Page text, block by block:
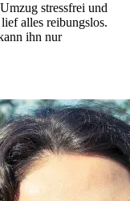
stressfrei und
alles reibungslos.
ihn nur